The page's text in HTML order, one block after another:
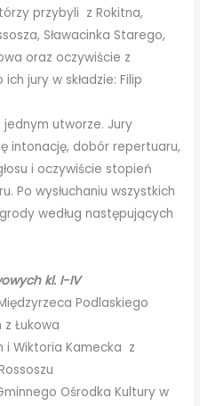
przybyli z Rokitna,
Sławacinka Starego,
oraz oczywiście z
jury w składzie: Filip
utworze. Jury
intonację, dobór repertuaru,
i oczywiście stopień
Po wysłuchaniu wszystkich
według następujących
kl. I-IV
Podlaskiego
Łukowa
i Wiktoria Kamecka z
Ośrodka Kultury w